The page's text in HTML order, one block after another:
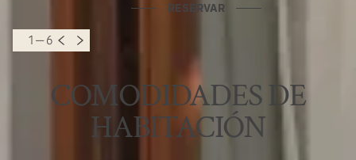
RESERVAR
1 — 6
COMODIDADES DE
HABITACIÓN